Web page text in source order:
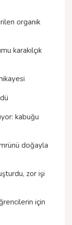
organik
karakılçık
kabuğu
doğayla
zor işi
için